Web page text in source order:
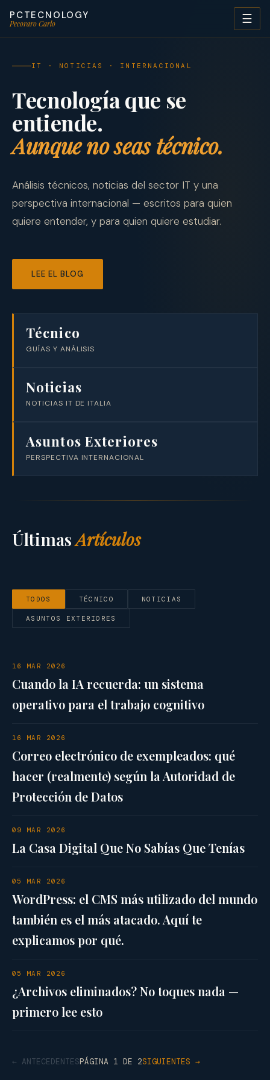
PCTECNOLOGY
Pecoraro Carlo ☰
IT · NOTICIAS · INTERNACIONAL
Tecnología que se
entiende.
Aunque no seas técnico.
Análisis técnicos, noticias del sector IT y una
perspectiva internacional — escritos para quien
quiere entender, y para quien quiere estudiar.
LEE EL BLOG
Técnico
GUÍAS Y ANÁLISIS
Noticias
NOTICIAS IT DE ITALIA
Asuntos Exteriores
PERSPECTIVA INTERNACIONAL
ÚltimasArtículos
TODOS TÉCNICO NOTICIAS
ASUNTOS EXTERIORES
16 MAR 2026
Cuando la IA recuerda: un sistema
operativo para el trabajo cognitivo
16 MAR 2026
Correo electrónico de exempleados: qué
hacer (realmente) según la Autoridad de
Protección de Datos
09 MAR 2026
La Casa Digital Que No Sabías Que Tenías
05 MAR 2026
WordPress: el CMS más utilizado del mundo
también es el más atacado. Aquí te
explicamos por qué.
05 MAR 2026
¿Archivos eliminados? No toques nada —
primero lee esto
← ANTECEDENTESPÁGINA 1 DE 2SIGUIENTES →